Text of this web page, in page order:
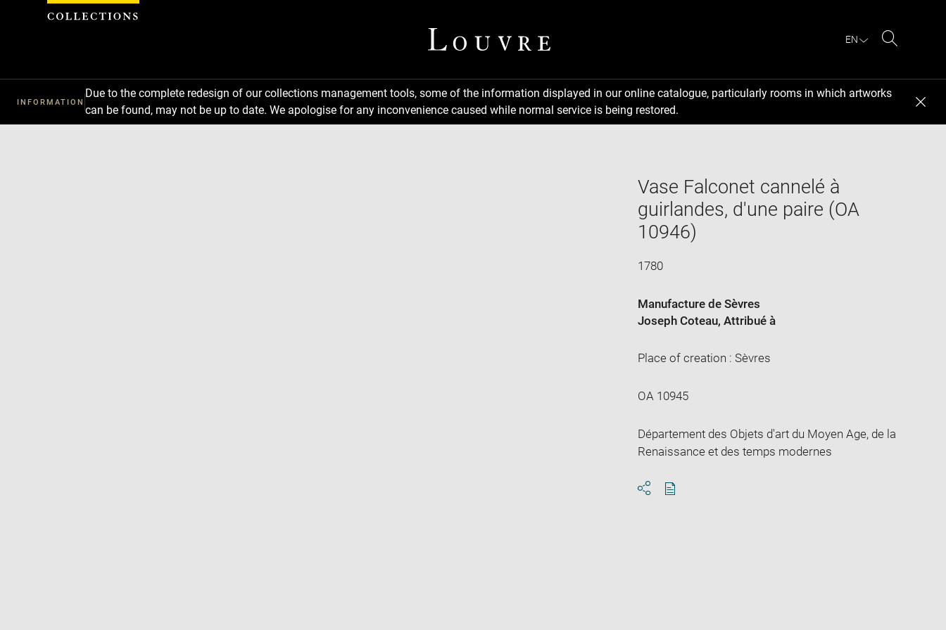
EN
INFORMATION
Due to the complete redesign of our collections management tools, some of the information displayed in our online catalogue, particularly rooms in which artworks
can be found, may not be up to date. We apologise for any inconvenience caused while normal service is being restored.
Vase Falconet cannelé à
guirlandes, d'une paire (OA
10946)
1780
Manufacture de Sèvres
Joseph Coteau, Attribué à
Place of creation : Sèvres
OA 10945
Département des Objets d'art du Moyen Age, de la
Renaissance et des temps modernes
Cookies management panel